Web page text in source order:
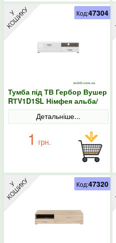
Тумба під ТВ Гербор Вушер
RТV1D1SL Німфея альба/
Білий глянець
Детальніше...
1 грн.
Код:47304
Код:47320